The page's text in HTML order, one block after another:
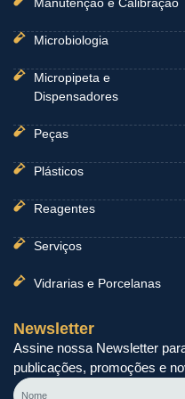
Manutenção e Calibração
Microbiologia
Micropipeta e
Dispensadores
Peças
Plásticos
Reagentes
Serviços
Vidrarias e Porcelanas
Newsletter
Assine nossa Newsletter
publicações, promoções e
Nome